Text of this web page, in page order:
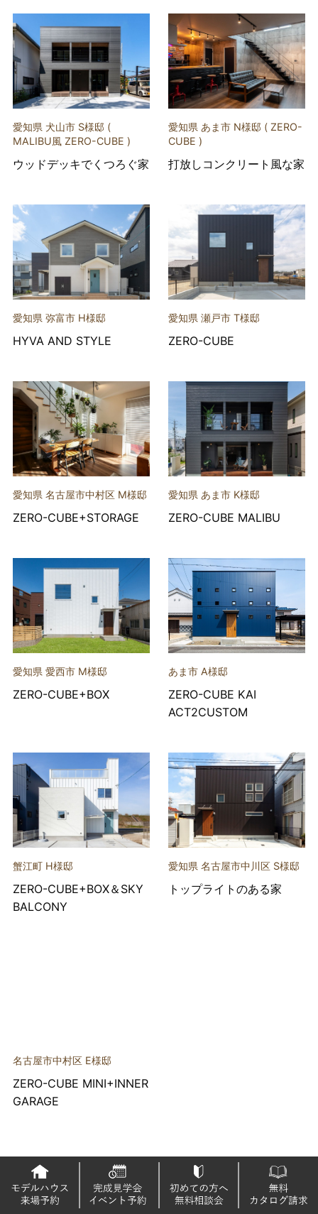
愛知県 犬山市 S様邸 (
MALIBU風 ZERO-CUBE )
ウッドデッキでくつろぐ家
愛知県 あま市 N様邸 ( ZERO-
CUBE )
打放しコンクリート風な家
愛知県 弥富市 H様邸
HYVA AND STYLE
愛知県 瀬戸市 T様邸
ZERO-CUBE
愛知県 名古屋市中村区 M様邸
ZERO-CUBE+STORAGE
愛知県 あま市 K様邸
ZERO-CUBE MALIBU
愛知県 愛西市 M様邸
ZERO-CUBE+BOX
あま市 A様邸
ZERO-CUBE KAI
ACT2CUSTOM
蟹江町 H様邸
ZERO-CUBE+BOX＆SKY
BALCONY
愛知県 名古屋市中川区 S様邸
トップライトのある家
名古屋市中村区 E様邸
ZERO-CUBE MINI+INNER
GARAGE